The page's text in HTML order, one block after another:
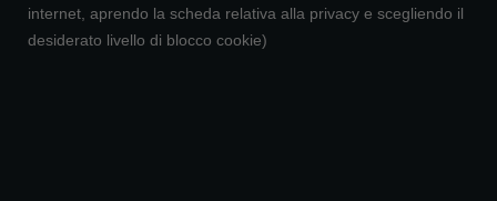
internet, aprendo la scheda relativa alla privacy e scegliendo il
desiderato livello di blocco cookie)